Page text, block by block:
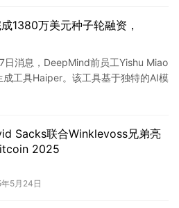
1380万美元种子轮融资，
消息，DeepMind前员工Yishu Miao
工具Haiper。该工具基于独特的AI模
Sacks联合Winklevoss兄弟亮
2025
5月24日